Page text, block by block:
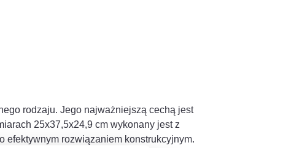
rodzaju. Jego najważniejszą cechą jest
25x37,5x24,9 cm wykonany jest z
efektywnym rozwiązaniem konstrukcyjnym.